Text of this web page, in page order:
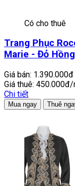
Có cho thuê
Trang Phục
Marie - Đỏ Hồng
Giá bán: 1.390.000đ
Giá thuê: 450.000đ/
Chi tiết
Mua ngay Thuê